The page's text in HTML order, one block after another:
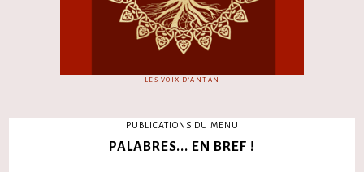
LES VOIX D'ANTAN
PUBLICATIONS DU MENU
PALABRES... EN BREF !